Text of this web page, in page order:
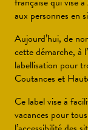
aux personnes en
Aujourd’hui, de
cette démarche, à
labellisation pour
Coutances et
Ce label vise à
vacances pour